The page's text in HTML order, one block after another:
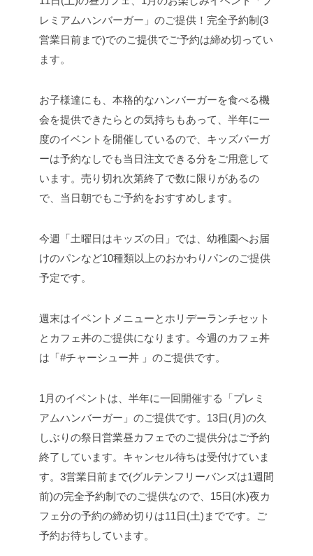
レミアムハンバーガー」のご提供！完全予約制(3
営業日前まで)でのご提供でご予約は締め切ってい
ます。
お子様達にも、本格的なハンバーガーを食べる機
会を提供できたらとの気持ちもあって、半年に一
度のイベントを開催しているので、キッズバーガ
ーは予約なしでも当日注文できる分をご用意して
います。売り切れ次第終了で数に限りがあるの
で、当日朝でもご予約をおすすめします。
今週「土曜日はキッズの日」では、幼稚園へお届
けのパンなど10種類以上のおかわりパンのご提供
予定です。
週末はイベントメニューとホリデーランチセット
とカフェ丼のご提供になります。今週のカフェ丼
は「#チャーシュー丼 」のご提供です。
1月のイベントは、半年に一回開催する「プレミ
アムハンバーガー」のご提供です。13日(月)の久
しぶりの祭日営業昼カフェでのご提供分はご予約
終了しています。キャンセル待ちは受付けていま
す。3営業日前まで(グルテンフリーバンズは1週間
前)の完全予約制でのご提供なので、15日(水)夜カ
フェ分の予約の締め切りは11日(土)までです。ご
予約お待ちしています。